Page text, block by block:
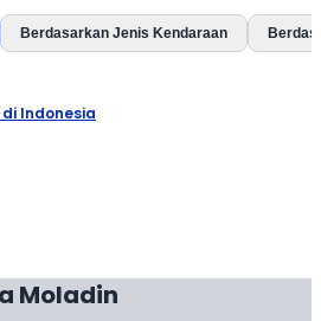
Berdasarkan Jenis Kendaraan
Indonesia
Moladin